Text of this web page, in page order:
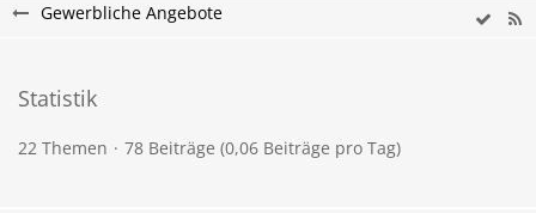
Gewerbliche Angebote
Statistik
22 Themen 78 Beiträge (0,06 Beiträge pro Tag)